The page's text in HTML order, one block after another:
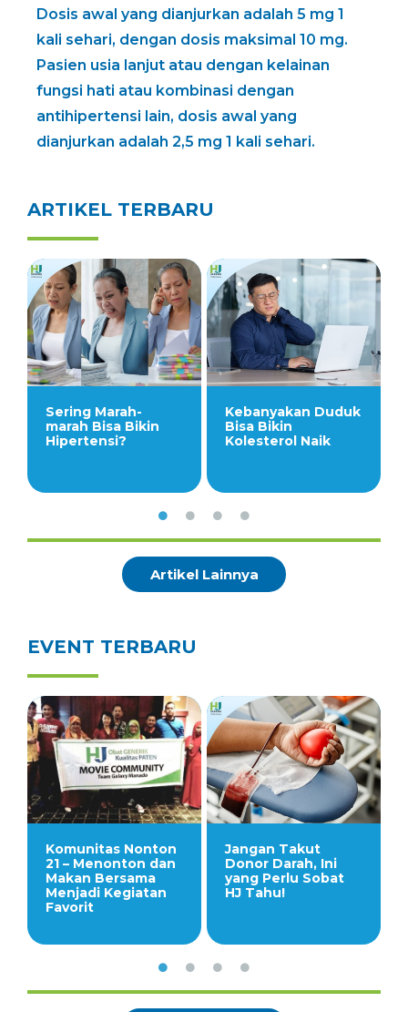
Dosis awal yang dianjurkan adalah 5 mg 1
kali sehari, dengan dosis maksimal 10 mg.
Pasien usia lanjut atau dengan kelainan
fungsi hati atau kombinasi dengan
antihipertensi lain, dosis awal yang
dianjurkan adalah 2,5 mg 1 kali sehari.
ARTIKEL TERBARU
Sering Marah-
marah Bisa Bikin
Hipertensi?
Kebanyakan Duduk
Bisa Bikin
Kolesterol Naik
Artikel Lainnya
EVENT TERBARU
Komunitas Nonton
21 – Menonton dan
Makan Bersama
Menjadi Kegiatan
Favorit
Jangan Takut
Donor Darah, Ini
yang Perlu Sobat
HJ Tahu!